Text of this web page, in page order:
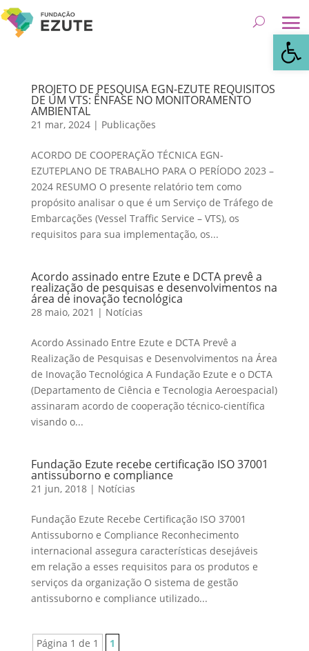
PROJETO DE PESQUISA EGN-EZUTE REQUISITOS
DE UM VTS: ÊNFASE NO MONITORAMENTO
AMBIENTAL
21 mar, 2024| Publicações
ACORDO DE COOPERAÇÃO TÉCNICA EGN-
EZUTEPLANO DE TRABALHO PARA O PERÍODO 2023 –
2024 RESUMO O presente relatório tem como
propósito analisar o que é um Serviço de Tráfego de
Embarcações (Vessel Traffic Service – VTS), os
requisitos para sua implementação, os...
Acordo assinado entre Ezute e DCTA prevê a
realização de pesquisas e desenvolvimentos na
área de inovação tecnológica
28 maio, 2021 | Notícias
Acordo Assinado Entre Ezute e DCTA Prevê a
Realização de Pesquisas e Desenvolvimentos na Área
de Inovação Tecnológica A Fundação Ezute e o DCTA
(Departamento de Ciência e Tecnologia Aeroespacial)
assinaram acordo de cooperação técnico-científica
visando o...
Fundação Ezute recebe certificação ISO 37001
antissuborno e compliance
21 jun, 2018| Notícias
Fundação Ezute Recebe Certificação ISO 37001
Antissuborno e Compliance Reconhecimento
internacional assegura características desejáveis
em relação a esses requisitos para os produtos e
serviços da organização O sistema de gestão
antissuborno e compliance utilizado...
Página 1 de 1 1
Abrir